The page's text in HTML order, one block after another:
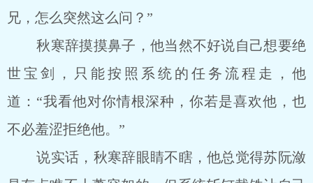
兄，怎么突然这么问？”
秋寒辞摸摸鼻子，他当然不好说自己想要绝
世宝剑，只能按照系统的任务流程走，他
道：“我看他对你情根深种，你若是喜欢他，也
不必羞涩拒绝他。”
说实话，秋寒辞眼睛不瞎，他总觉得苏阮潋